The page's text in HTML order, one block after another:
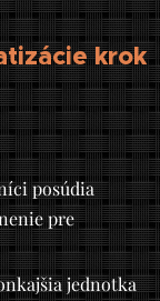
krok
posúdia
pre
jednotka